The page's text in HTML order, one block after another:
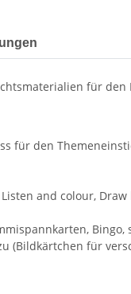
für
für den
and colour,
(Bildkärtchen für